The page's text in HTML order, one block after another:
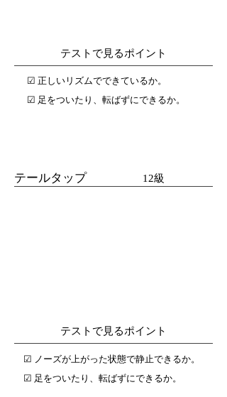
テストで見るポイント
☑︎ 正しいリズムでできているか。
☑︎ 足をついたり、転ばずにできるか。
テールタップ 12級
テストで見るポイント
☑︎ ノーズが上がった状態で静止できるか。
☑︎ 足をついたり、転ばずにできるか。